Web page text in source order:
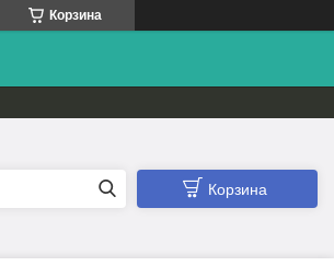
Корзина
Корзина